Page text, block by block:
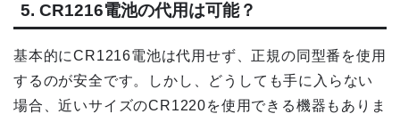
5. CR1216電池の代用は可能？
基本的にCR1216電池は代用せず、正規の同型番を使用
するのが安全です。しかし、どうしても手に入らない
場合、近いサイズのCR1220を使用できる機器もありま